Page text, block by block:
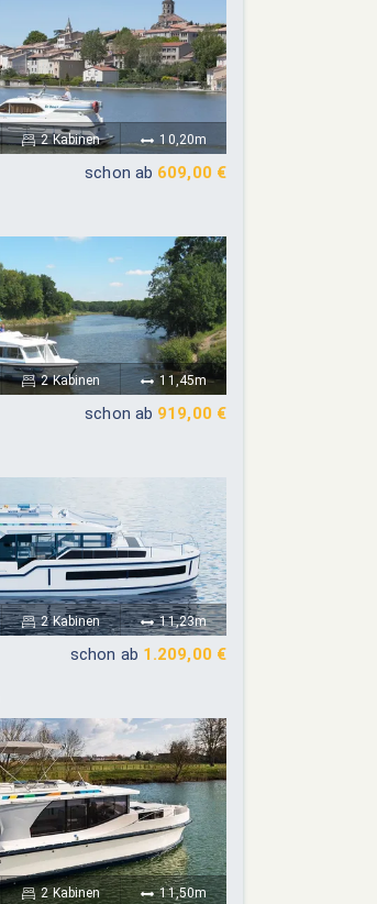
20 21
26 27 28
2 Kabinen 10,20m
schon ab 609,00 €
2 Kabinen 11,45m
schon ab 919,00 €
2 Kabinen 11,23m
schon ab 1.209,00 €
2 Kabinen 11,50m